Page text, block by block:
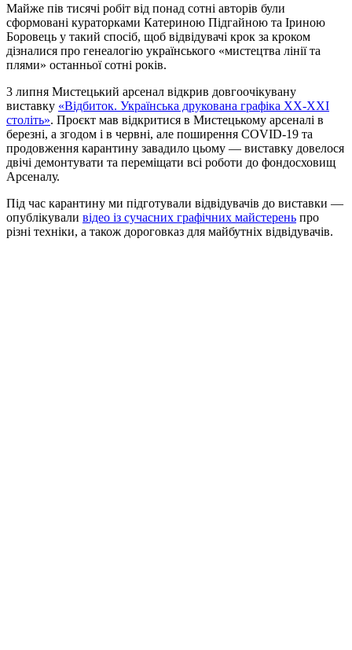
Майже пів тисячі робіт від понад сотні авторів були
сформовані кураторками Катериною Підгайною та Іриною
Боровець у такий спосіб, щоб відвідувачі крок за кроком
дізналися про генеалогію українського «мистецтва лінії та
плями» останньої сотні років.
3 липня Мистецький арсенал відкрив довгоочікувану
виставку «Відбиток. Українська друкована графіка ХХ-ХХІ
століть». Проєкт мав відкритися в Мистецькому арсеналі в
березні, а згодом і в червні, але поширення COVID-19 та
продовження карантину завадило цьому — виставку довелося
двічі демонтувати та переміщати всі роботи до фондосховищ
Арсеналу.
Під час карантину ми підготували відвідувачів до виставки —
опублікували відео із сучасних графічних майстерень про
різні техніки, а також дороговказ для майбутніх відвідувачів.